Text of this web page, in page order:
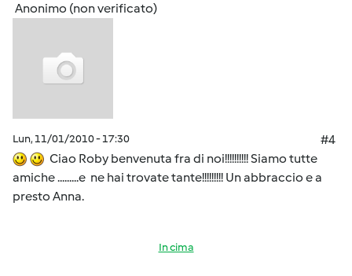
Anonimo (non verificato)
Lun, 11/01/2010 - 17:30
#4
Ciao Roby benvenuta fra di noi!!!!!!!!!! Siamo tutte
amiche .........e ne hai trovate tante!!!!!!!!! Un abbraccio e a
presto Anna.
In cima